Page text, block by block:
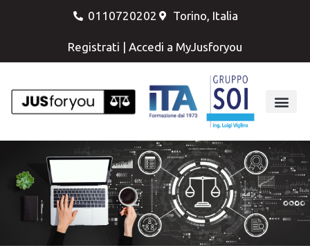
0110720202 Torino, Italia
Registrati | Accedi a MyJusforyou